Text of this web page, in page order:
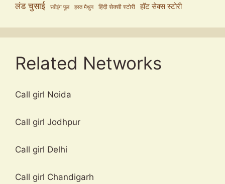
लंड चुसाई स्वीइंग पूल हस्त मैथुन हिंदी सेक्सी स्टोरी हॉट सेक्स स्टोरी
Related Networks
Call girl Noida
Call girl Jodhpur
Call girl Delhi
Call girl Chandigarh